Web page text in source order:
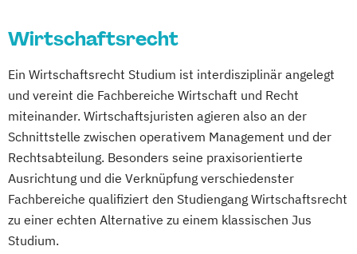
Beratung und Personalentwicklung
Eventmanagement
Facility Management
Finance
Accounting und Taxation (DE/EN)
Finanzmanagement
Finanzmanagement für Bankkaufleute
Fintech Fitnessökonomie Game Design
Gartenbau General Management
Gerontologie
Gesundheits- und Pflegepädagogik
International Business and Economics
Kreatives Schreiben und Schreibkulturen
Lehramt Liberal Arts Management
and Data Science
Mathematics
Media and Convergence Management
Medien Kommunikation und Kultur
Medien- und
Kommunikationswissenschaften
Volkswirtschaft Wirtschaftsinformatik
Wirtschaftswissenschaft
Wirtschaftswissenschaft für Ingenieur/-
innen und Naturwissenschaftler/-innen
Wirtschaftsrecht
Ein Wirtschaftsrecht Studium ist interdisziplinär angelegt
und vereint die Fachbereiche Wirtschaft und Recht
miteinander. Wirtschaftsjuristen agieren also an der
Schnittstelle zwischen operativem Management und der
Rechtsabteilung. Besonders seine praxisorientierte
Ausrichtung und die Verknüpfung verschiedenster
Fachbereiche qualifiziert den Studiengang Wirtschaftsrecht
zu einer echten Alternative zu einem klassischen Jus
Studium.